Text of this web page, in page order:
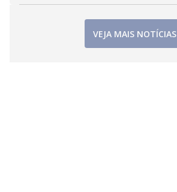
VEJA MAIS NOTÍCIAS